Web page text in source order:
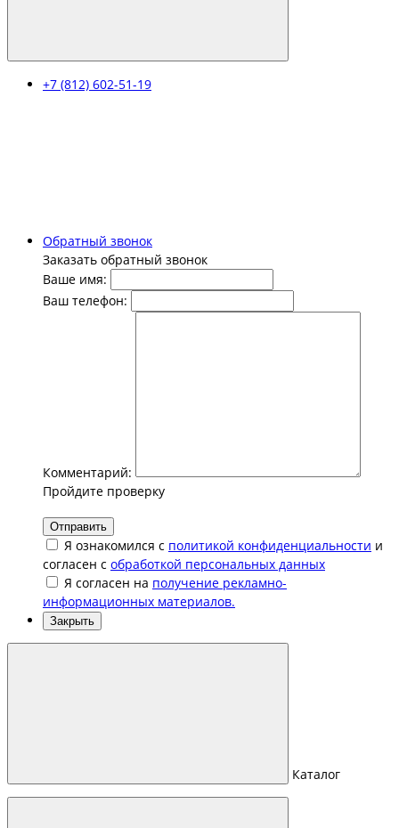
+7 (812) 602-51-19
Обратный звонок
Заказать обратный звонок
Ваше имя:
Ваш телефон:
Комментарий:
Пройдите проверку
Отправить
Я ознакомился с политикой конфиденциальности и
согласен с обработкой персональных данных
Я согласен на получение рекламно-
информационных материалов.
Закрыть
Каталог